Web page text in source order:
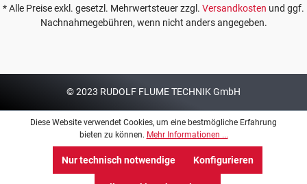
* Alle Preise exkl. gesetzl. Mehrwertsteuer zzgl. Versandkosten und ggf.
Nachnahmegebühren, wenn nicht anders angegeben.
© 2023 RUDOLF FLUME TECHNIK GmbH
Diese Website verwendet Cookies, um eine bestmögliche Erfahrung
bieten zu können. Mehr Informationen ...
Nur technisch notwendige Konfigurieren